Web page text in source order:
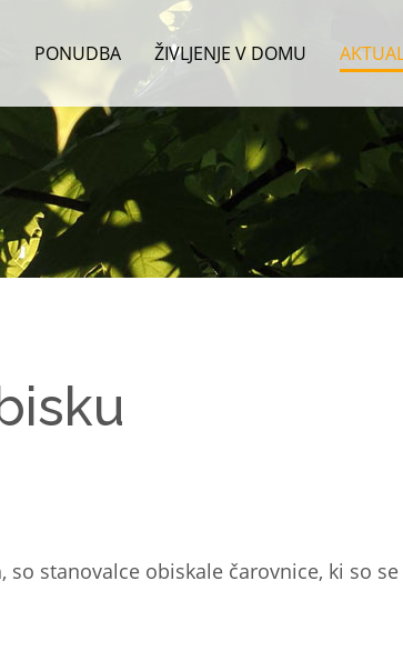
PONUDBA ŽIVLJENJE V DOMU
so stanovalce obiskale čarovnice, ki so